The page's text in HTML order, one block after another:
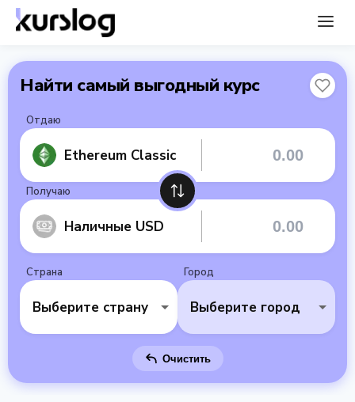
Найти самый выгодный курс
Отдаю
Ethereum Classic
Получаю
Наличные USD
Страна
Выберите страну
Город
Выберите город
Очистить